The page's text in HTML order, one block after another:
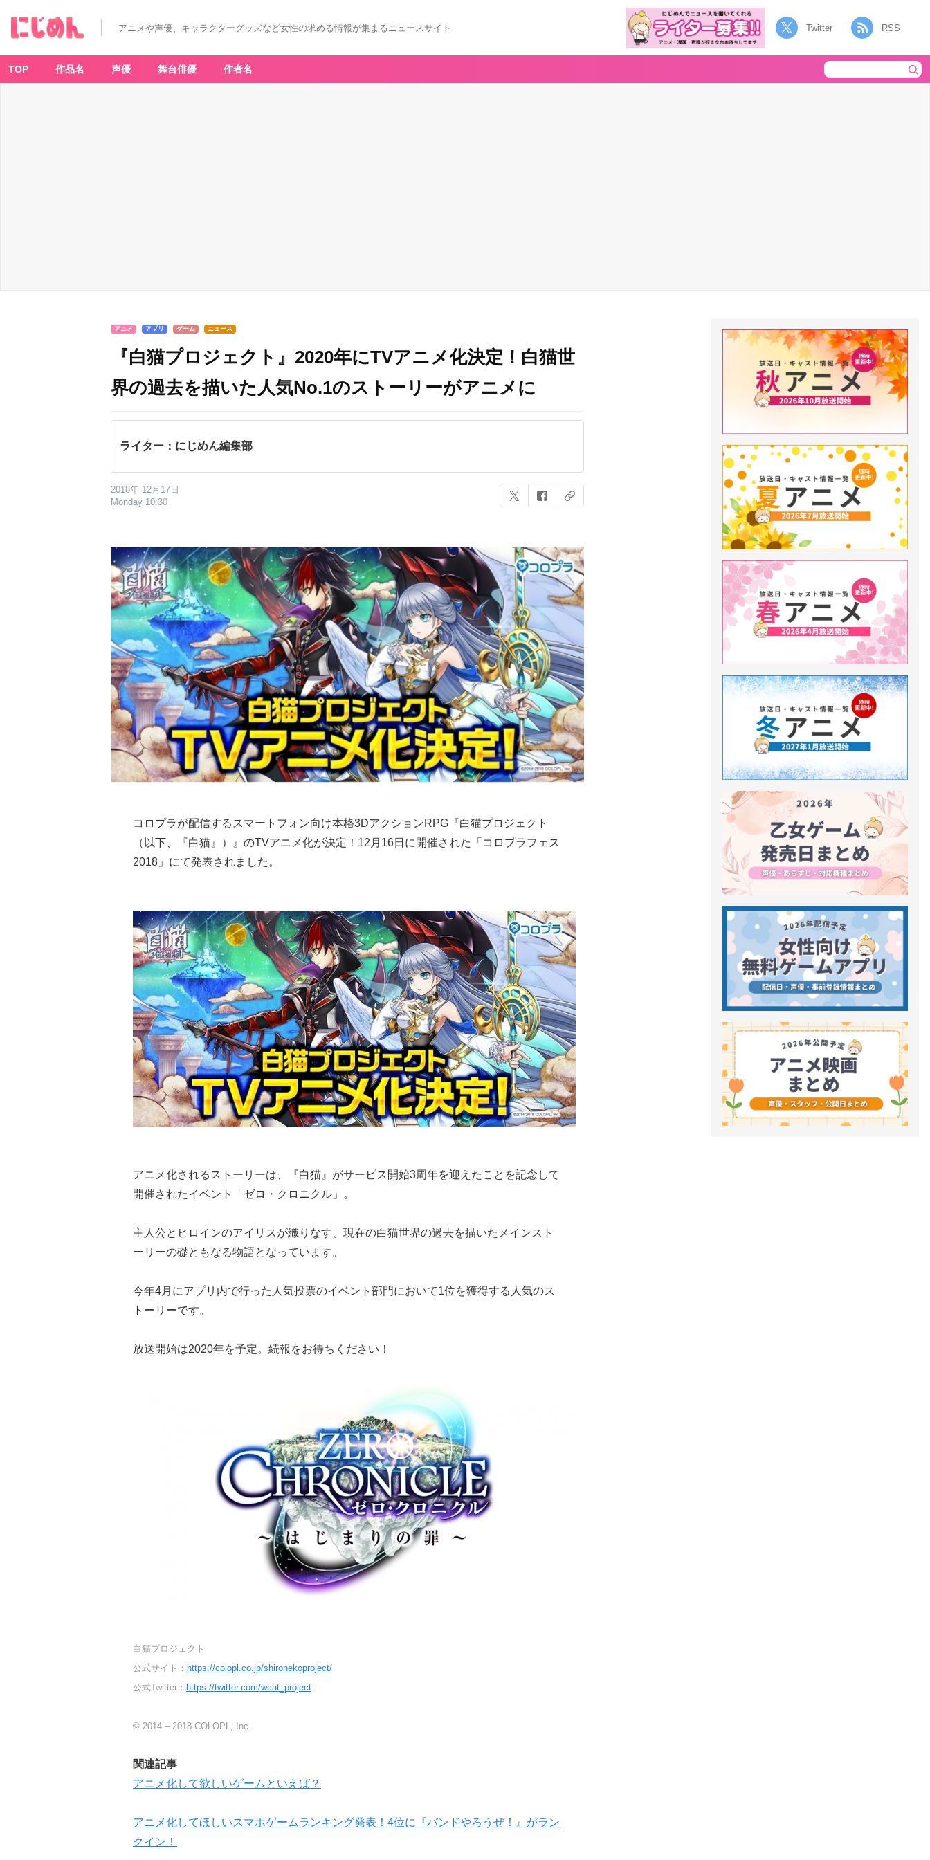
アニメや声優、キャラクターグッズなど女性の求める情報が集まるニュースサイト Twitter RSS
TOP 作品名 声優 舞台俳優 作者名
アニメ アプリ ゲーム ニュース
『白猫プロジェクト』2020年にTVアニメ化決定！白猫世
界の過去を描いた人気No.1のストーリーがアニメに
ライター：にじめん編集部
2018年 12月17日
Monday 10:30
コロプラが配信するスマートフォン向け本格3DアクションRPG『白猫プロジェクト
（以下、『白猫』）』のTVアニメ化が決定！12月16日に開催された「コロプラフェス
2018」にて発表されました。
アニメ化されるストーリーは、『白猫』がサービス開始3周年を迎えたことを記念して
開催されたイベント「ゼロ・クロニクル」。
主人公とヒロインのアイリスが織りなす、現在の白猫世界の過去を描いたメインスト
ーリーの礎ともなる物語となっています。
今年4月にアプリ内で行った人気投票のイベント部門において1位を獲得する人気のス
トーリーです。
放送開始は2020年を予定。続報をお待ちください！
白猫プロジェクト
公式サイト： https://colopl.co.jp/shironekoproject/
公式Twitter： https://twitter.com/wcat_project
© 2014 – 2018 COLOPL, Inc.
関連記事
アニメ化して欲しいゲームといえば？
アニメ化してほしいスマホゲームランキング発表！4位に『バンドやろうぜ！』がラン
クイン！